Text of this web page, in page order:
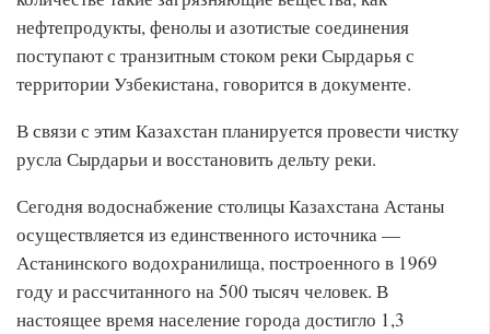
нефтепродукты, фенолы и азотистые соединения
поступают с транзитным стоком реки Сырдарья с
территории Узбекистана, говорится в документе.
В связи с этим Казахстан планируется провести чистку
русла Сырдарьи и восстановить дельту реки.
Сегодня водоснабжение столицы Казахстана Астаны
осуществляется из единственного источника —
Астанинского водохранилища, построенного в 1969
году и рассчитанного на 500 тысяч человек. В
настоящее время население города достигло 1,3